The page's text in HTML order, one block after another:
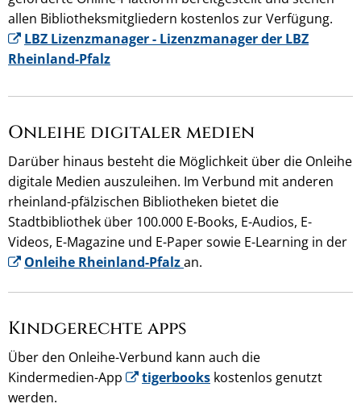
allen Bibliotheksmitgliedern kostenlos zur Verfügung.
LBZ Lizenzmanager - Lizenzmanager der LBZ
Rheinland-Pfalz
Onleihe digitaler medien
Darüber hinaus besteht die Möglichkeit über die Onleihe
digitale Medien auszuleihen. Im Verbund mit anderen
rheinland-pfälzischen Bibliotheken bietet die
Stadtbibliothek über 100.000 E-Books, E-Audios, E-
Videos, E-Magazine und E-Paper sowie E-Learning in der
Onleihe Rheinland-Pfalzan.
Kindgerechte apps
Über den Onleihe-Verbund kann auch die
Kindermedien-App
tigerbooks kostenlos genutzt
werden.